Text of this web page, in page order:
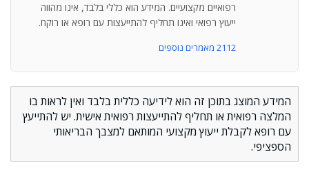
רפואיים מקצועיים. המידע הוא כללי בלבד, אינו מהווה
ייעוץ רפואי ואינו תחליף להתייעצות עם רופא או רוקח.
2112 מאמרים נוספים
המידע המוצג בתוכן זה הוא לידיעה כללית בלבד ואין לראות בו
המלצה רפואית או תחליף להתייעצות רפואית אישית. יש להתייעץ
עם רופא לקבלת ייעוץ מקצועי המותאם למצבך הבריאותי
הספציפי.